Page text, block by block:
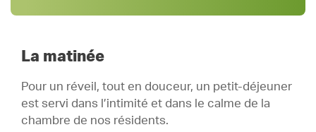
1 .Matinée
Après-midi
4 .Soirée
La matinée
Pour un réveil, tout en douceur, un petit-déjeuner
est servi dans l’intimité et dans le calme de la
chambre de nos résidents.